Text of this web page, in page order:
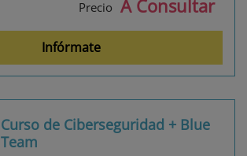
Precio A Consultar
Infórmate
Curso de Ciberseguridad + Blue
Team